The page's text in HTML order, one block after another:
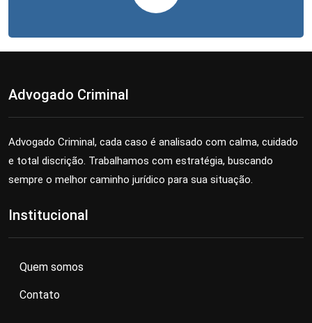
Advogado Criminal
Advogado Criminal, cada caso é analisado com calma, cuidado
e total discrição. Trabalhamos com estratégia, buscando
sempre o melhor caminho jurídico para sua situação.
Institucional
Quem somos
Contato